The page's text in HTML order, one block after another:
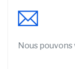
Nous pouvons